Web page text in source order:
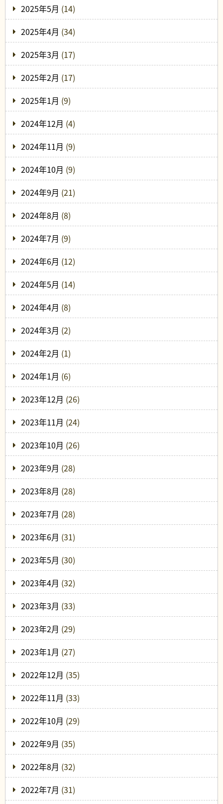
2025年5月 (14)
2025年4月 (34)
2025年3月 (17)
2025年2月 (17)
2025年1月 (9)
2024年12月 (4)
2024年11月 (9)
2024年10月 (9)
2024年9月 (21)
2024年8月 (8)
2024年7月 (9)
2024年6月 (12)
2024年5月 (14)
2024年4月 (8)
2024年3月 (2)
2024年2月 (1)
2024年1月 (6)
2023年12月 (26)
2023年11月 (24)
2023年10月 (26)
2023年9月 (28)
2023年8月 (28)
2023年7月 (28)
2023年6月 (31)
2023年5月 (30)
2023年4月 (32)
2023年3月 (33)
2023年2月 (29)
2023年1月 (27)
2022年12月 (35)
2022年11月 (33)
2022年10月 (29)
2022年9月 (35)
2022年8月 (32)
2022年7月 (31)